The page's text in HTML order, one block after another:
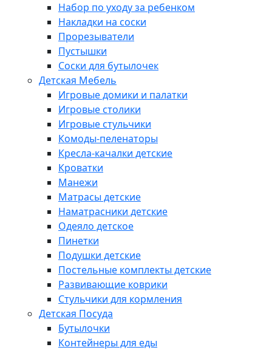
Набор по уходу за ребенком
Накладки на соски
Прорезыватели
Пустышки
Соски для бутылочек
Детская Мебель
Игровые домики и палатки
Игровые столики
Игровые стульчики
Комоды-пеленаторы
Кресла-качалки детские
Кроватки
Манежи
Матрасы детские
Наматрасники детские
Одеяло детское
Пинетки
Подушки детские
Постельные комплекты детские
Развивающие коврики
Стульчики для кормления
Детская Посуда
Бутылочки
Контейнеры для еды